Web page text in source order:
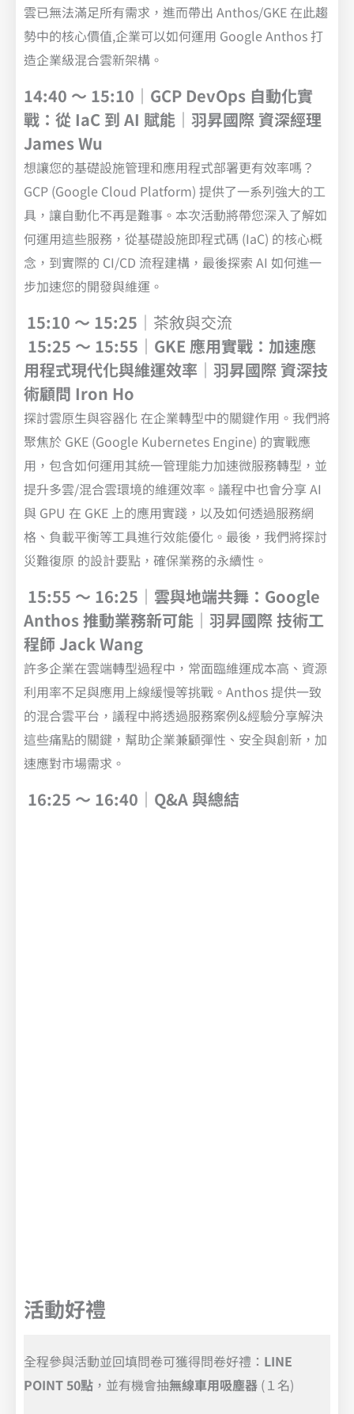
雲已無法滿足所有需求，進而帶出 Anthos/GKE 在此趨
勢中的核心價值,企業可以如何運用 Google Anthos 打
造企業級混合雲新架構。
14:40 ～ 15:10｜GCP DevOps 自動化實
戰：從 IaC 到 AI 賦能｜羽昇國際 資深經理
James Wu
想讓您的基礎設施管理和應用程式部署更有效率嗎？
GCP (Google Cloud Platform) 提供了一系列強大的工
具，讓自動化不再是難事。本次活動將帶您深入了解如
何運用這些服務，從基礎設施即程式碼 (IaC) 的核心概
念，到實際的 CI/CD 流程建構，最後探索 AI 如何進一
步加速您的開發與維運。
15:10 ～ 15:25 ｜茶敘與交流
15:25 ～ 15:55｜GKE 應用實戰：加速應
用程式現代化與維運效率｜羽昇國際 資深技
術顧問 Iron Ho
探討雲原生與容器化 在企業轉型中的關鍵作用。我們將
聚焦於 GKE (Google Kubernetes Engine) 的實戰應
用，包含如何運用其統一管理能力加速微服務轉型，並
提升多雲/混合雲環境的維運效率。議程中也會分享 AI
與 GPU 在 GKE 上的應用實踐，以及如何透過服務網
格、負載平衡等工具進行效能優化。最後，我們將探討
災難復原 的設計要點，確保業務的永續性。
15:55 ～ 16:25｜雲與地端共舞：Google
Anthos 推動業務新可能｜羽昇國際 技術工
程師 Jack Wang
許多企業在雲端轉型過程中，常面臨維運成本高、資源
利用率不足與應用上線緩慢等挑戰。Anthos 提供一致
的混合雲平台，議程中將透過服務案例&經驗分享解決
這些痛點的關鍵，幫助企業兼顧彈性、安全與創新，加
速應對市場需求。
16:25 ～ 16:40｜Q&A 與總結
活動好禮
全程參與活動並回填問卷可獲得問卷好禮： LINE
POINT 50點 ，並有機會抽無線車用吸塵器 (１名)